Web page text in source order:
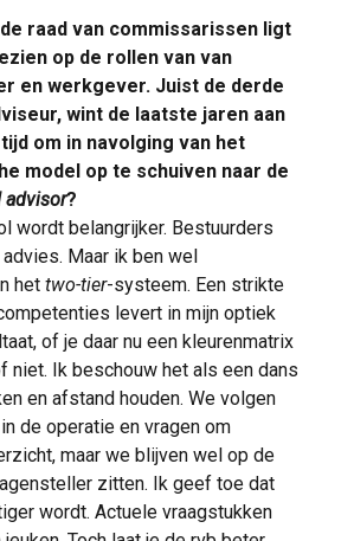
raad van commissarissen ligt
op de rollen van van
en werkgever. Juist de derde
wint de laatste jaren aan
om in navolging van het
model op te schuiven naar de
advisor?
wordt belangrijker. Bestuurders
Maar ik ben wel
het two-tier-systeem. Een strikte
levert in mijn optiek
of je daar nu een kleurenmatrix
niet. Ik beschouw het als een dans
en afstand houden. We volgen
de operatie en vragen om
maar we blijven wel op de
zitten. Ik geef toe dat
wordt. Actuele vraagstukken